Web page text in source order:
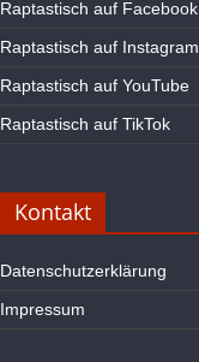
Raptastisch auf Facebook
Raptastisch auf Instagram
Raptastisch auf YouTube
Raptastisch auf TikTok
Kontakt
Datenschutzerklärung
Impressum